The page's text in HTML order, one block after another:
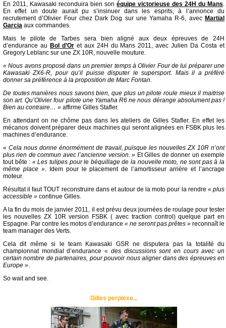
En 2011, Kawasaki reconduira bien sonéquipe victorieuse des 24H du Mans.
En effet un doute aurait pu s’insinuer dans les esprits, à l’annonce du
recrutement d’Olivier Four chez Dark Dog sur une Yamaha R-6, avec Martial
Garcia aux commandes.
Mais le pilote de Tarbes sera bien aligné aux deux épreuves de 24H
d’endurance au Bol d’Oret aux 24H du Mans 2011, avec Julien Da Costa et
Gregory Leblanc sur une ZX 10R, nouvelle mouture.
« Nous avons proposé dans un premier temps à Olivier Four de lui préparer une
Kawasaki ZX6-R, pour qu’il puisse disputer le supersport. Mais il a préféré
donner sa préférence à la proposition de Marc Fontan.
De toutes manières nous savons bien, que plus un pilote roule mieux il maitrise
son art. Qu’Olivier four pilote une Yamaha R6 ne nous dérange absolument pas !
Bien au contraire… » affirme Gilles Stafler.
En attendant on ne chôme pas dans les ateliers de Gilles Stafler. En effet les
mécanos doivent préparer deux machines qui seront alignées en FSBK plus les
machines d’endurance.
« Cela nous donne énormément de travail, puisque les nouvelles ZX 10R n’ont
plus rien de commun avec l’ancienne version. » Et Gilles de donner un exemple
tout bête : « Les tulipes pour le béquillage de la nouvelle moto, ne sont pas à la
même place ». Idem pour le placement de l’amortisseur arrière et l’ancrage
moteur.
Résultat il faut TOUT reconstruire dans et autour de la moto pour la rendre « plus
accessible » continue Gilles.
A la fin du mois de janvier 2011, il est prévu deux journées de roulage pour tester
les nouvelles ZX 10R version FSBK ( avec traction control) quelque part en
Espagne. Par contre les motos d’endurance« ne seront pas prêtes » reconnaît le
team manager des Verts.
Cela dit même si le team Kawasaki GSR ne disputera pas la totalité du
championnat mondial d’endurance« des discussions sont en cours avec un
certain nombre de partenaires, pour pouvoir nous aligner dans des épreuves en
Europe ».
So wait and see.
Gilles perplexe...